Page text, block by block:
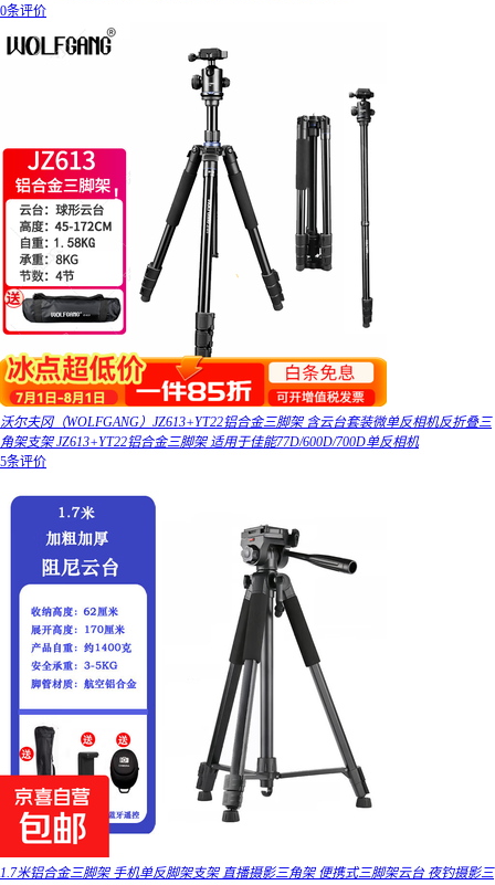
0条评价
沃尔夫冈（WOLFGANG）JZ613+YT22铝合金三脚架 含云台套装微单反相机反折叠三
角架支架 JZ613+YT22铝合金三脚架 适用于佳能77D/600D/700D单反相机
5条评价
1.7米铝合金三脚架 手机单反脚架支架 直播摄影三角架 便携式三脚架云台 夜钓摄影三